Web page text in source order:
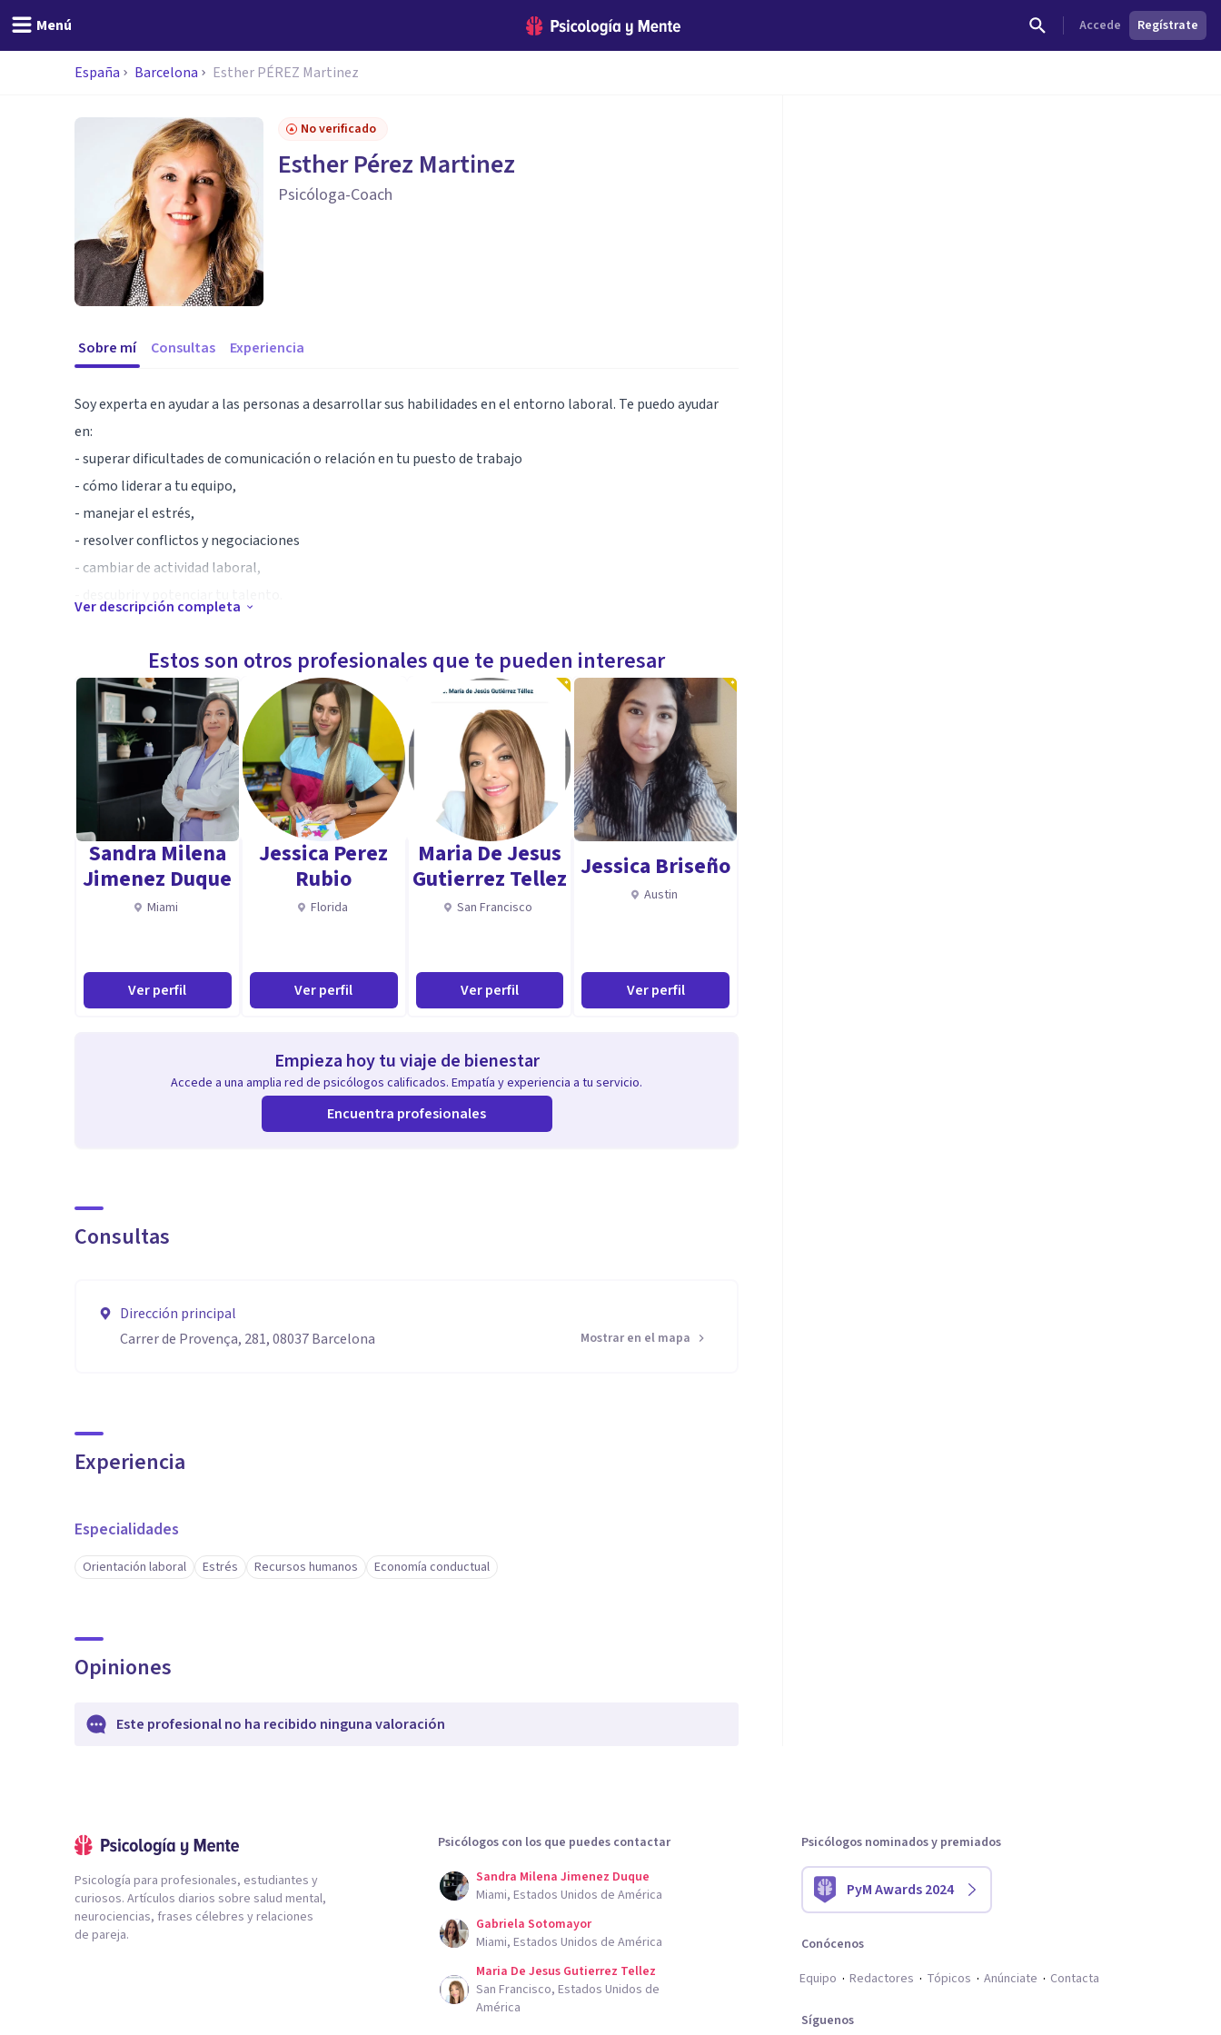
Menú Accede Regístrate
España Barcelona Esther PÉREZ Martinez
No verificado
Esther Pérez Martinez
Psicóloga-Coach
Sobre mí Consultas Experiencia
Soy experta en ayudar a las personas a desarrollar sus habilidades en el entorno laboral. Te puedo ayudar
en:
- superar dificultades de comunicación o relación en tu puesto de trabajo
- cómo liderar a tu equipo,
- manejar el estrés,
- resolver conflictos y negociaciones
- cambiar de actividad laboral,
Experta y certificada en:
- Realidad virtual para desarrollo de habilidades laborales.
- Neuro liderazgo, modelo Neuroquotient.
- Neuro negociación, negociar con la mente de tu contrario.
- Neuro ventas, habilades de neuro ciencia para comerciales.
- Balance profesional para encontrar tu puesto,
- Desarrollo de habilidades soft para liderar equipos de trabajo.
Aptitudes
Especialista en el entorno laboral y desarrollo de las habilidades necesarias para el trabajo.
trabajo.
Experta en orientación e inserción laboral y transición de carrera profesional.
Ver descripción completa
Estos son otros profesionales que te pueden interesar
Sandra Milena
Jimenez Duque
Miami
Ver perfil
Jessica Perez
Rubio
Florida
Ver perfil
Maria De Jesus
Gutierrez Tellez
San Francisco
Ver perfil
Jessica Briseño
Austin
Ver perfil
Empieza hoy tu viaje de bienestar
Accede a una amplia red de psicólogos calificados. Empatía y experiencia a tu servicio.
Encuentra profesionales
Consultas
Dirección principal
Carrer de Provença, 281, 08037 Barcelona
Mostrar en el mapa
Experiencia
Especialidades
Orientación laboral Estrés Recursos humanos Economía conductual
Opiniones
Este profesional no ha recibido ninguna valoración
Psicología para profesionales, estudiantes y
curiosos. Artículos diarios sobre salud mental,
neurociencias, frases célebres y relaciones
de pareja.
Psicólogos con los que puedes contactar
Sandra Milena Jimenez Duque
Miami, Estados Unidos de América
Gabriela Sotomayor
Miami, Estados Unidos de América
Maria De Jesus Gutierrez Tellez
San Francisco, Estados Unidos de
América
Psicólogos nominados y premiados
PyM Awards 2024
Conócenos
Equipo
Redactores Tópicos Anúnciate Contacta
Síguenos